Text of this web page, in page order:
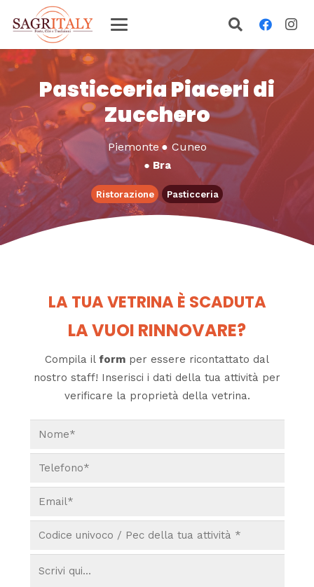
Pasticceria Piaceri di
Zucchero
Piemonte● Cuneo
● Bra
Ristorazione Pasticceria
LA TUA VETRINA È SCADUTA
LA VUOI RINNOVARE?
Compila il form per essere ricontattato dal
nostro staff! Inserisci i dati della tua attività per
verificare la proprietà della vetrina.